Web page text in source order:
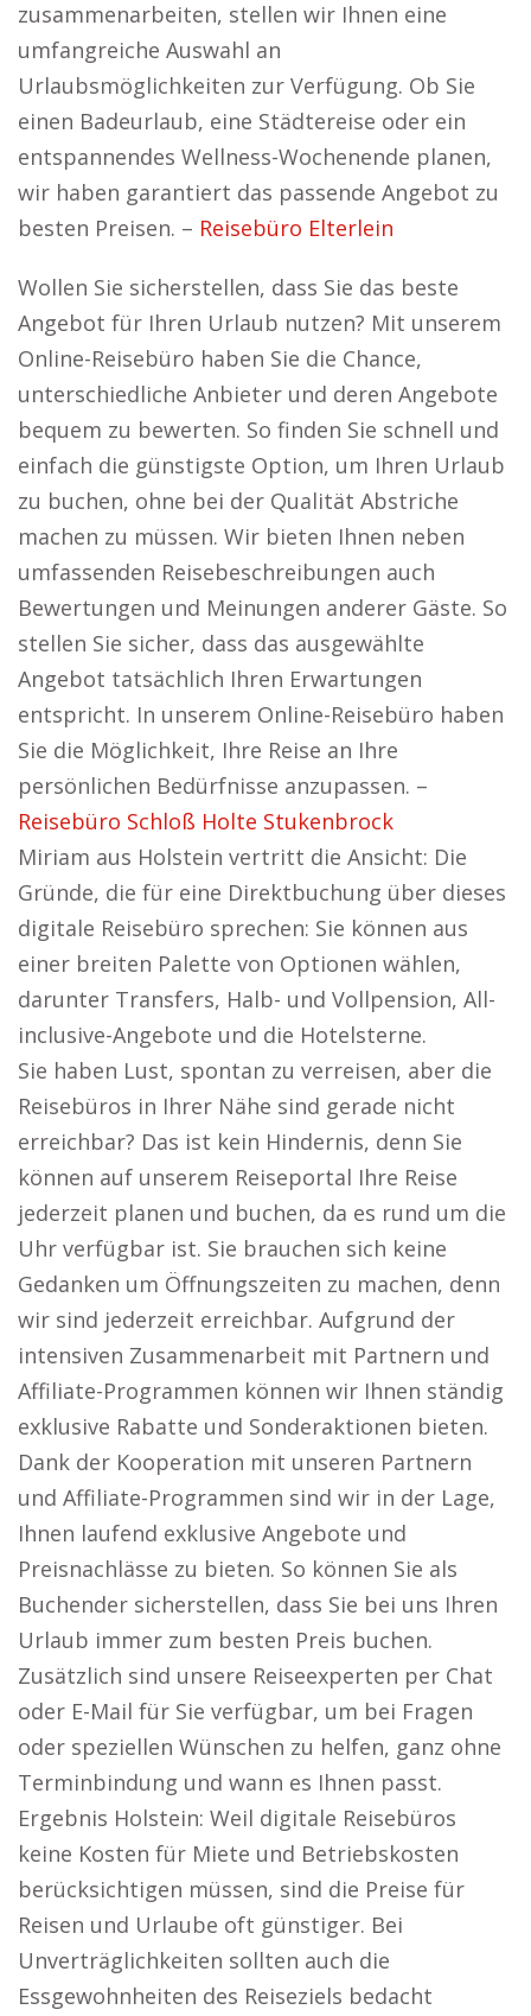
zusammenarbeiten, stellen wir Ihnen eine
umfangreiche Auswahl an
Urlaubsmöglichkeiten zur Verfügung. Ob Sie
einen Badeurlaub, eine Städtereise oder ein
entspannendes Wellness-Wochenende planen,
wir haben garantiert das passende Angebot zu
besten Preisen. – Reisebüro Elterlein
Wollen Sie sicherstellen, dass Sie das beste
Angebot für Ihren Urlaub nutzen? Mit unserem
Online-Reisebüro haben Sie die Chance,
unterschiedliche Anbieter und deren Angebote
bequem zu bewerten. So finden Sie schnell und
einfach die günstigste Option, um Ihren Urlaub
zu buchen, ohne bei der Qualität Abstriche
machen zu müssen. Wir bieten Ihnen neben
umfassenden Reisebeschreibungen auch
Bewertungen und Meinungen anderer Gäste. So
stellen Sie sicher, dass das ausgewählte
Angebot tatsächlich Ihren Erwartungen
entspricht. In unserem Online-Reisebüro haben
Sie die Möglichkeit, Ihre Reise an Ihre
persönlichen Bedürfnisse anzupassen. –
Reisebüro Schloß Holte Stukenbrock
Miriam aus Holstein vertritt die Ansicht: Die
Gründe, die für eine Direktbuchung über dieses
digitale Reisebüro sprechen: Sie können aus
einer breiten Palette von Optionen wählen,
darunter Transfers, Halb- und Vollpension, All-
inclusive-Angebote und die Hotelsterne.
Sie haben Lust, spontan zu verreisen, aber die
Reisebüros in Ihrer Nähe sind gerade nicht
erreichbar? Das ist kein Hindernis, denn Sie
können auf unserem Reiseportal Ihre Reise
jederzeit planen und buchen, da es rund um die
Uhr verfügbar ist. Sie brauchen sich keine
Gedanken um Öffnungszeiten zu machen, denn
wir sind jederzeit erreichbar. Aufgrund der
intensiven Zusammenarbeit mit Partnern und
Affiliate-Programmen können wir Ihnen ständig
exklusive Rabatte und Sonderaktionen bieten.
Dank der Kooperation mit unseren Partnern
und Affiliate-Programmen sind wir in der Lage,
Ihnen laufend exklusive Angebote und
Preisnachlässe zu bieten. So können Sie als
Buchender sicherstellen, dass Sie bei uns Ihren
Urlaub immer zum besten Preis buchen.
Zusätzlich sind unsere Reiseexperten per Chat
oder E-Mail für Sie verfügbar, um bei Fragen
oder speziellen Wünschen zu helfen, ganz ohne
Terminbindung und wann es Ihnen passt.
Ergebnis Holstein: Weil digitale Reisebüros
keine Kosten für Miete und Betriebskosten
berücksichtigen müssen, sind die Preise für
Reisen und Urlaube oft günstiger. Bei
Unverträglichkeiten sollten auch die
Essgewohnheiten des Reiseziels bedacht